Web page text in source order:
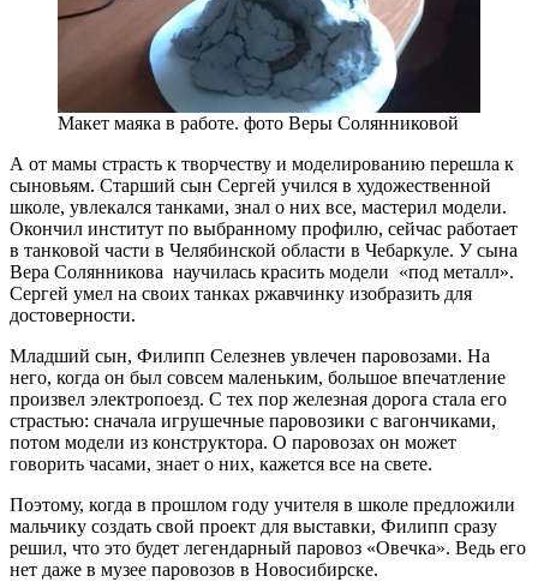
Макет маяка в работе. фото Веры Солянниковой
А от мамы страсть к творчеству и моделированию перешла к
сыновьям. Старший сын Сергей учился в художественной
школе, увлекался танками, знал о них все, мастерил модели.
Окончил институт по выбранному профилю, сейчас работает
в танковой части в Челябинской области в Чебаркуле. У сына
Вера Солянникова научилась красить модели «под металл».
Сергей умел на своих танках ржавчинку изобразить для
достоверности.
Младший сын, Филипп Селезнев увлечен паровозами. На
него, когда он был совсем маленьким, большое впечатление
произвел электропоезд. С тех пор железная дорога стала его
страстью: сначала игрушечные паровозики с вагончиками,
потом модели из конструктора. О паровозах он может
говорить часами, знает о них, кажется все на свете.
Поэтому, когда в прошлом году учителя в школе предложили
мальчику создать свой проект для выставки, Филипп сразу
решил, что это будет легендарный паровоз «Овечка». Ведь его
нет даже в музее паровозов в Новосибирске.